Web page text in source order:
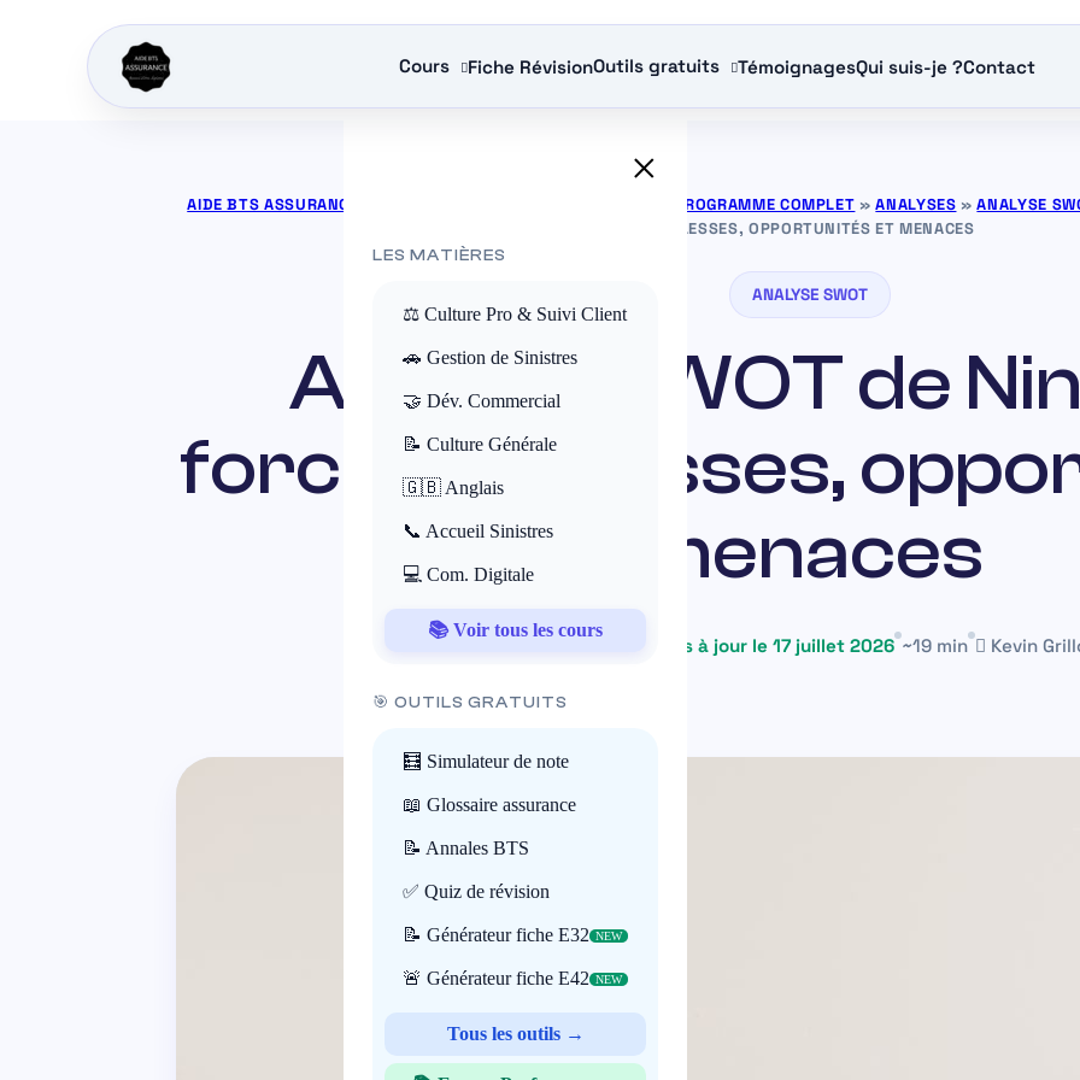
Cours Fiche RévisionOutils gratuits TémoignagesQui suis-je ?Contact
×
LES MATIÈRES
⚖️ Culture Pro & Suivi Client
🚗 Gestion de Sinistres
🤝 Dév. Commercial
📝 Culture Générale
🇬🇧 Anglais
📞 Accueil Sinistres
💻 Com. Digitale
📚 Voir tous les cours
🎯 OUTILS GRATUITS
🧮 Simulateur de note
📖 Glossaire assurance
📝 Annales BTS
✅ Quiz de révision
📝 Générateur fiche E32 NEW
🚨 Générateur fiche E42 NEW
Tous les outils →
AIDE BTS ASSURANCE COURS BTS ASSURANCE GRATUITS — PROGRAMME COMPLET »ANALYSES »ANALYSE
FAIBLESSES, OPPORTUNITÉS ET MENACES
ANALYSE SWOT
Analyse SWOT de
forces, faiblesses,
menaces
Mis à jour le 17 juillet 2026 ~19 min Kevin